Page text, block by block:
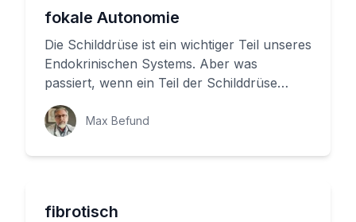
fokale Autonomie
Die Schilddrüse ist ein wichtiger Teil unseres
Endokrinischen Systems. Aber was
passiert, wenn ein Teil der Schilddrüse
unkontrolliert eigene Hormone ...
Max Befund
fibrotisch